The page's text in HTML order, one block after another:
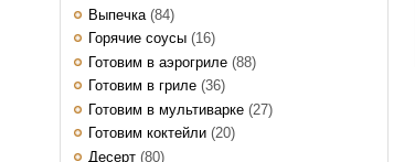
Выпечка (84)
Горячие соусы (16)
Готовим в аэрогриле (88)
Готовим в гриле (36)
Готовим в мультиварке (27)
Готовим коктейли (20)
Десерт (80)